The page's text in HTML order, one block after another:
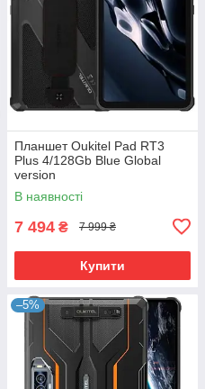
Планшет Oukitel Pad RT3
Plus 4/128Gb Blue Global
version
В наявності
7 494 ₴ 7 999 ₴
Купити
–5%